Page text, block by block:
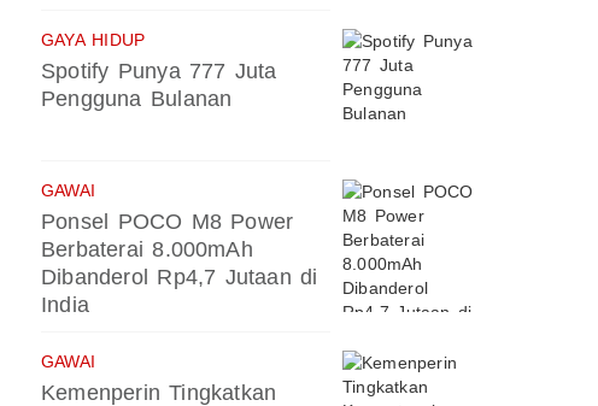
GAYA HIDUP
Spotify Punya 777 Juta
Pengguna Bulanan
GAWAI
Ponsel POCO M8 Power
Berbaterai 8.000mAh
Dibanderol Rp4,7 Jutaan di
India
GAWAI
Kemenperin Tingkatkan